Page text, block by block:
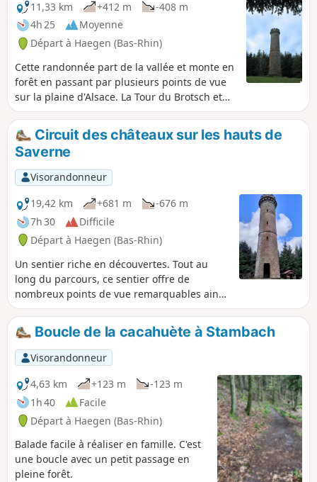
11,33 km
+412 m
-408 m
4h 25
Moyenne
Départ à Haegen (Bas-Rhin)
Cette randonnée part de la vallée et monte en
forêt en passant par plusieurs points de vue
sur la plaine d'Alsace. La Tour du Brotsch et
trois châteaux à visiter si on a le temps ainsi
que la tour de l'ancien télégraphe Chappe.
Balade entièrement forestière. De très beaux
rochers de grès et poudingue jalonnent le
tracé.
Circuit des châteaux sur les hauts de
Saverne
Visorandonneur
19,42 km
+681 m
-676 m
7h 30
Difficile
Départ à Haegen (Bas-Rhin)
Un sentier riche en découvertes. Tout au
long du parcours, ce sentier offre de
nombreux points de vue remarquables ainsi
que des curiosités qui jalonnent l’itinéraire.
Ces éléments contribuent à faire de cette
journée une expérience mémorable,
combinant découverte et plaisir. Chacun des
sites visités permet d’enrichir ses
connaissances tout en profitant d’une balade
ludique, idéale pour s’immerger dans le
patrimoine naturel et historique de la
région. Points forts de cette randonnée :
Plateau du Wuestenberg – les châteaux
d’Ochsenstein, du Petit et du Grand
Geroldseck, du Haut Barr et enfin la Grotte et
Boucle de la cacahuète à Stambach
Visorandonneur
4,63 km
+123 m
-123 m
1h 40
Facile
Départ à Haegen (Bas-Rhin)
Balade facile à réaliser en famille. C'est
une boucle avec un petit passage en
pleine forêt.